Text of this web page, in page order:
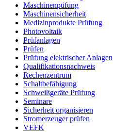
Maschinenpüfung
Maschinensicherheit
Medizinprodukte Prüfung
Photovoltaik
Prüfanlagen
Prüfen
Prüfung elektrischer Anlagen
Qualifikationsnachweis
Rechenzentrum
Schaltbefähigung
Schweißgeräte Prüfung
Seminare
Sicherheit organisieren
Stromerzeuger prüfen
VEFK